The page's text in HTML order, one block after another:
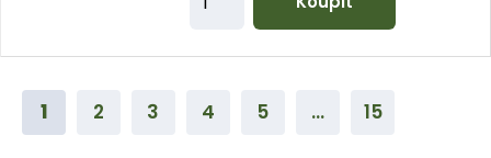
ě
1 2 3 4 5 ... 15